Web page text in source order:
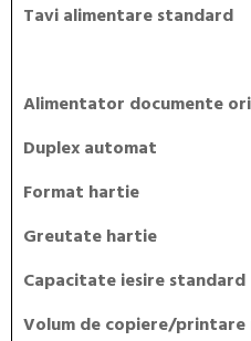
Tavi alimentare standard
Alimentator documente
Duplex automat
Format hartie
Greutate hartie
Capacitate iesire standard
Volum de copiere/printare